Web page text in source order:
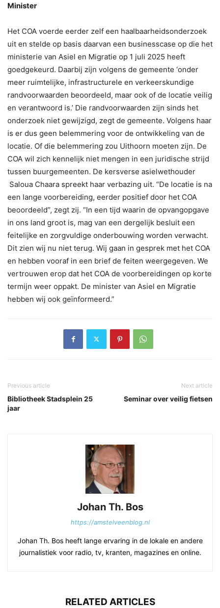
Minister
Het COA voerde eerder zelf een haalbaarheidsonderzoek
uit en stelde op basis daarvan een businesscase op die het
ministerie van Asiel en Migratie op 1 juli 2025 heeft
goedgekeurd. Daarbij zijn volgens de gemeente ‘onder
meer ruimtelijke, infrastructurele en verkeerskundige
randvoorwaarden beoordeeld, maar ook of de locatie veilig
en verantwoord is.’ Die randvoorwaarden zijn sinds het
onderzoek niet gewijzigd, zegt de gemeente. Volgens haar
is er dus geen belemmering voor de ontwikkeling van de
locatie. Of die belemmering zou Uithoorn moeten zijn. De
COA wil zich kennelijk niet mengen in een juridische strijd
tussen buurgemeenten. De kersverse asielwethouder
Saloua Chaara spreekt haar verbazing uit. “De locatie is na
een lange voorbereiding, eerder positief door het COA
beoordeeld”, zegt zij. “In een tijd waarin de opvangopgave
in ons land groot is, mag van een dergelijk besluit een
feitelijke en zorgvuldige onderbouwing worden verwacht.
Dit zien wij nu niet terug. Wij gaan in gesprek met het COA
en hebben vooraf in een brief de feiten weergegeven. We
vertrouwen erop dat het COA de voorbereidingen op korte
termijn weer oppakt. De minister van Asiel en Migratie
hebben wij ook geïnformeerd.”
Previous article
Bibliotheek Stadsplein 25
jaar
Next article
Seminar over veilig fietsen
Johan Th. Bos
https://amstelveenblog.nl
Johan Th. Bos heeft lange ervaring in de lokale en andere
journalistiek voor radio, tv, kranten, magazines en online.
RELATED ARTICLES